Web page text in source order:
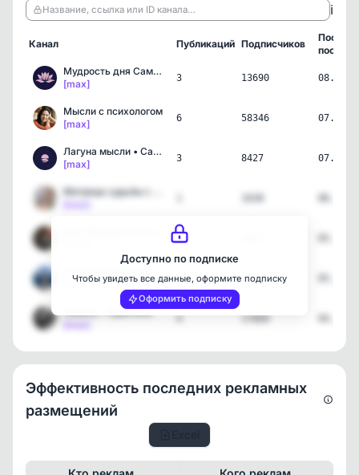
Название, ссылка или ID канала… ℹ️
Канал Публикаций Подписчиков
пост
Мудрость дня Саморазвитие
[max]
3 13690
Мысли с психологом
[max]
6 58346
Лагуна мысли • Саморазви…
[max]
3 8427
3
[max]
1 31142
Понять – Простить
4 17669
Доступно по подписке
Чтобы увидеть все данные, оформите подписку
Оформить подписку
Эффективность последних рекламных
размещений